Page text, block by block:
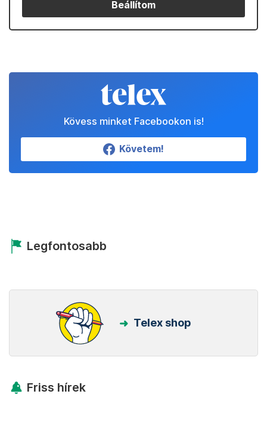
Beállítom
Kövess minket Facebookon is!
Követem!
Legfontosabb
Telex shop
Friss hírek